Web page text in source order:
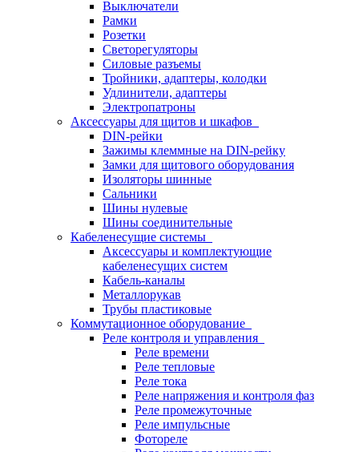
Выключатели
Рамки
Розетки
Светорегуляторы
Силовые разъемы
Тройники, адаптеры, колодки
Удлинители, адаптеры
Электропатроны
Аксессуары для щитов и шкафов
DIN-рейки
Зажимы клеммные на DIN-рейку
Замки для щитового оборудования
Изоляторы шинные
Сальники
Шины нулевые
Шины соединительные
Кабеленесущие системы
Аксессуары и комплектующие
кабеленесущих систем
Кабель-каналы
Металлорукав
Трубы пластиковые
Коммутационное оборудование
Реле контроля и управления
Реле времени
Реле тепловые
Реле тока
Реле напряжения и контроля фаз
Реле промежуточные
Реле импульсные
Фотореле